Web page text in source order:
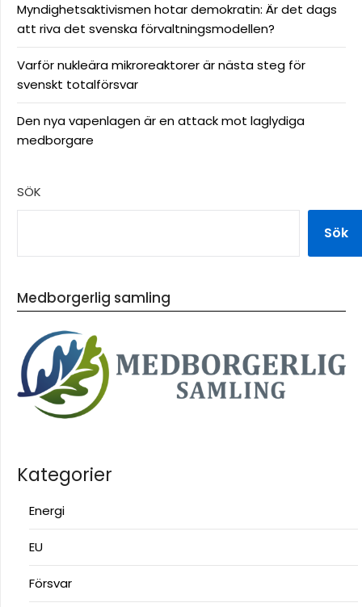
Myndighetsaktivismen hotar demokratin: Är det dags
att riva det svenska förvaltningsmodellen?
Varför nukleära mikroreaktorer är nästa steg för
svenskt totalförsvar
Den nya vapenlagen är en attack mot laglydiga
medborgare
SÖK
Sök
Medborgerlig samling
Kategorier
Energi
EU
Försvar